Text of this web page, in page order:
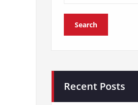
Recent Posts